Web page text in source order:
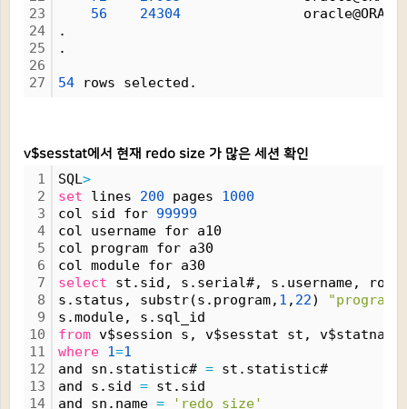
23
24
25
26
27
56
24304
.
.
54 rows selected.
v$sesstat에서 현재 redo size 가 많은 세션 확인
1
2
3
4
5
6
7
8
9
10
11
12
13
14
SQL>
set lines 200 pages 1000
col sid for 99999
col username for a10
col program for a30
col module for a30
select st.sid, s.serial#, s.username,
s.status, substr(s.program, 1 , 22) "program"
s.module, s.sql_id
from v$session s, v$sesstat st, v$statname
where 1=1
and sn.statistic# = st.statistic#
and s.sid = st.sid
and sn.name =
'redo size'